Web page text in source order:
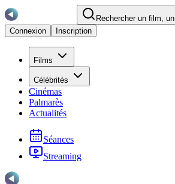
Rechercher un film,
Connexion
Inscription
Films
Célébrités
Cinémas
Palmarès
Actualités
Séances
Streaming